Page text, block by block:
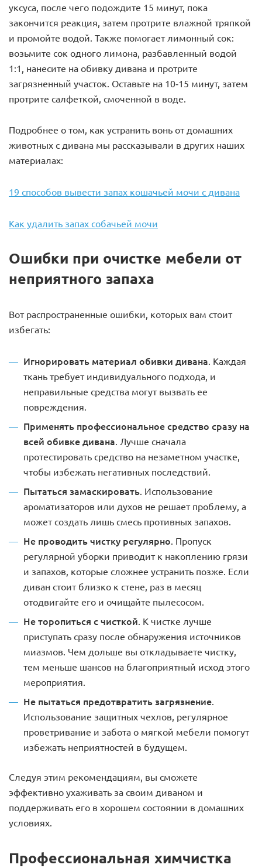
уксуса, после чего подождите 15 минут, пока
закончится реакция, затем протрите влажной тряпкой
и промойте водой. Также помогает лимонный сок:
возьмите сок одного лимона, разбавленный водой
1:1, нанесите на обивку дивана и протрите
загрязненный участок. Оставьте на 10-15 минут, затем
протрите салфеткой, смоченной в воде.
Подробнее о том, как устранить вонь от домашних
животных с дивана мы рассказывали в других наших
материалах:
19 способов вывести запах кошачьей мочи с дивана
Как удалить запах собачьей мочи
Ошибки при очистке мебели от
неприятного запаха
Вот распространенные ошибки, которых вам стоит
избегать:
Игнорировать материал обивки дивана . Каждая
ткань требует индивидуального подхода, и
неправильные средства могут вызвать ее
повреждения.
Применять профессиональное средство сразу на
всей обивке дивана . Лучше сначала
протестировать средство на незаметном участке,
чтобы избежать негативных последствий.
Пытаться замаскировать. Использование
ароматизаторов или духов не решает проблему, а
может создать лишь смесь противных запахов.
Не проводить чистку регулярно . Пропуск
регулярной уборки приводит к накоплению грязи
и запахов, которые сложнее устранить позже. Если
диван стоит близко к стене, раз в месяц
отодвигайте его и очищайте пылесосом.
Не торопиться с чисткой . К чистке лучше
приступать сразу после обнаружения источников
миазмов. Чем дольше вы откладываете чистку,
тем меньше шансов на благоприятный исход этого
мероприятия.
Не пытаться предотвратить загрязнение.
Использование защитных чехлов, регулярное
проветривание и забота о мягкой мебели помогут
избежать неприятностей в будущем.
Следуя этим рекомендациям, вы сможете
эффективно ухаживать за своим диваном и
поддерживать его в хорошем состоянии в домашних
условиях.
Профессиональная химчистка